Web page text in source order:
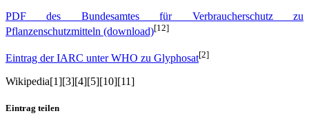
PDF des Bundesamtes für Verbraucherschutz zu
Pflanzenschutzmitteln (download)[12]
Eintrag der IARC unter WHO zu Glyphosat[2]
Wikipedia[1][3][4][5][10][11]
Eintrag teilen